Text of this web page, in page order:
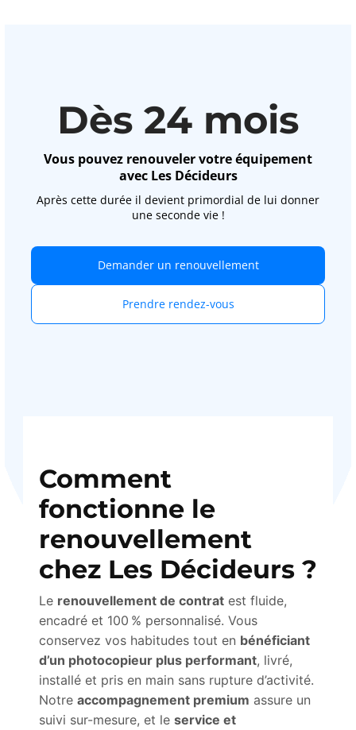
Dès 24 mois
Vous pouvez renouveler votre équipement
avec Les Décideurs
Après cette durée il devient primordial de lui donner
une seconde vie !
Demander un renouvellement
Prendre rendez-vous
Comment
fonctionne le
renouvellement
chez Les Décideurs ?
Le renouvellement de contrat est fluide,
encadré et 100 % personnalisé. Vous
conservez vos habitudes tout en bénéficiant
d’un photocopieur plus performant, livré,
installé et pris en main sans rupture d’activité.
Notre accompagnement premium assure un
suivi sur-mesure, et le service et